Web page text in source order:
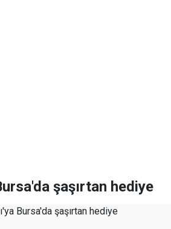
şaşırtan hediye